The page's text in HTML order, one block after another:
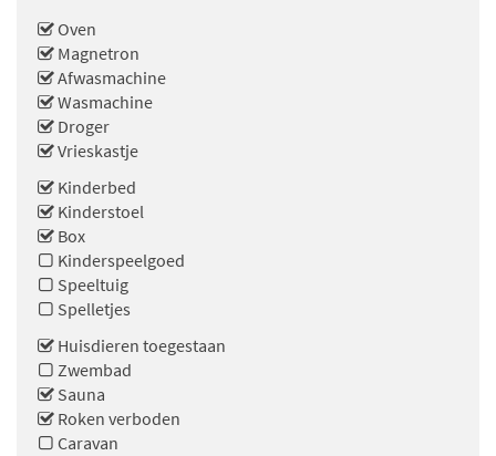
Oven
Magnetron
Afwasmachine
Wasmachine
Droger
Vrieskastje
Kinderbed
Kinderstoel
Box
Kinderspeelgoed
Speeltuig
Spelletjes
Huisdieren toegestaan
Zwembad
Sauna
Roken verboden
Caravan